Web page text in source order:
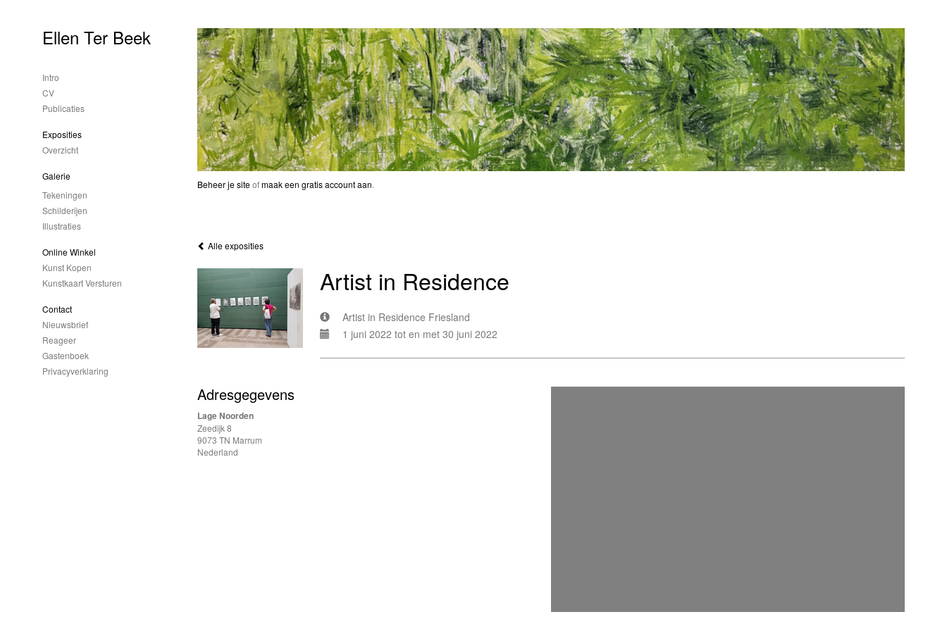
Beheer je siteofmaak een gratis account aan.
Alle exposities
Artist in Residence
Artist in Residence Friesland
1 juni 2022 tot en met 30 juni 2022
Adresgegevens
Lage Noorden
Zeedijk 8
9073 TN Marrum
Nederland
Ellen Ter Beek
Intro
CV
Publicaties
Exposities
Overzicht
Galerie
Tekeningen
Schilderijen
Illustraties
Online Winkel
Kunst Kopen
Kunstkaart Versturen
Contact
Nieuwsbrief
Reageer
Gastenboek
Privacyverklaring